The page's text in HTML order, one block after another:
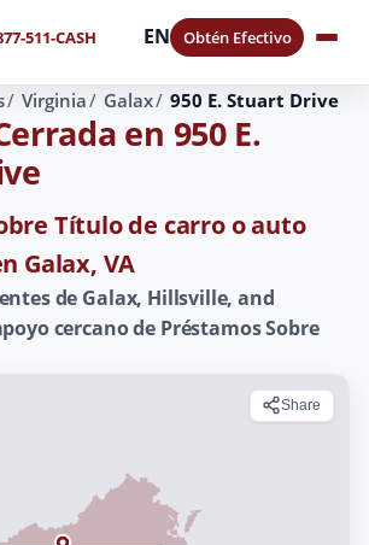
511-CASH EN Obtén Efectivo
Virginia Galax 950 E. Stuart Drive
en 950 E.
Título de carro o auto
Galax, VA
de Galax, Hillsville, and
cercano de Préstamos Sobre
Share